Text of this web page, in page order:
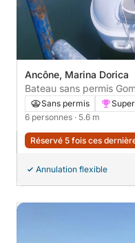
Ancône, Marina Dorica
Bateau
Sans permis
6 personnes · 5.6 m
Réservé 5 fois ces
Annulation flexible